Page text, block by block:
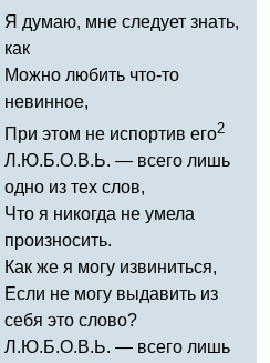
Я думаю, мне следует знать,
как
Можно любить что-то
невинное,
При этом не испортив его2
Л.Ю.Б.О.В.Ь. — всего лишь
одно из тех слов,
Что я никогда не умела
произносить.
Как же я могу извиниться,
Если не могу выдавить из
себя это слово?
Л.Ю.Б.О.В.Ь. — всего лишь